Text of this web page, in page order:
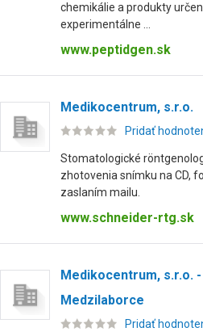
chemikálie a produkty
experimentálne ...
www.peptidgen.sk
Medikocentrum, s.r.o.
Pridať
Stomatologické
zhotovenia snímku na CD,
zaslaním mailu.
www.schneider-rtg.sk
Medikocentrum, s.r.o. -
Medzilaborce
Pridať